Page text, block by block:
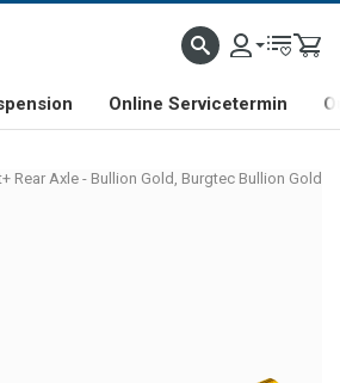
SCHWEIZER FIRMA SHOP & SHOWROOM IN
Online Servicetermin
Rear Axle - Bullion Gold, Burgtec Bullion Gold